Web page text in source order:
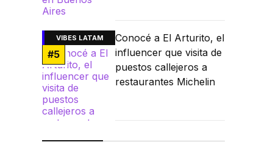
VIBES LATAM
#5
Conocé a El Arturito, el
influencer que visita de
puestos callejeros a
restaurantes Michelin